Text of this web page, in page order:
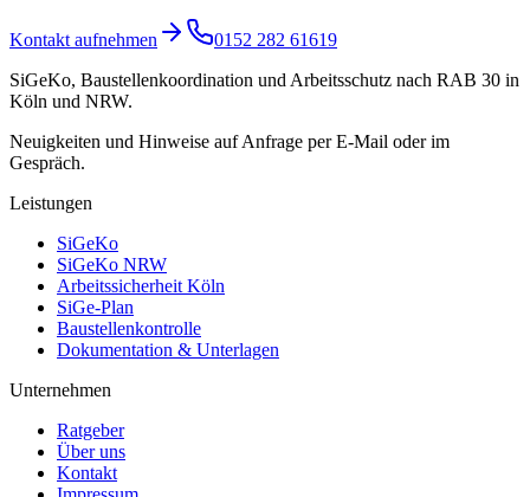
Kontakt aufnehmen
0152 282 61619
SiGeKo, Baustellenkoordination und Arbeitsschutz nach RAB 30 in
Köln und NRW.
Neuigkeiten und Hinweise auf Anfrage per E-Mail oder im
Gespräch.
Leistungen
SiGeKo
SiGeKo NRW
Arbeitssicherheit Köln
SiGe-Plan
Baustellenkontrolle
Dokumentation & Unterlagen
Unternehmen
Ratgeber
Über uns
Kontakt